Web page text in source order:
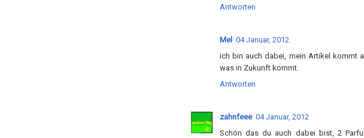
Antworten
Mel 04 Januar, 2012
ich bin auch dabei, mein Artikel kommt
was in Zukunft kommt.
Antworten
zahnfeee 04 Januar, 2012
Schön das du auch dabei bist, 2